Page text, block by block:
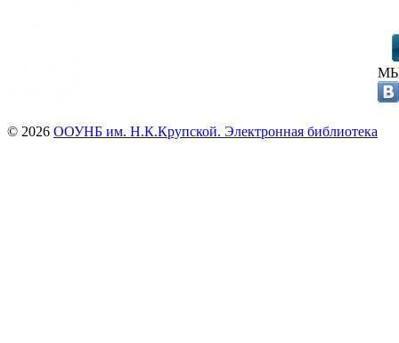
© 2026 ООУНБ им. Н.К.Крупской. Электронная библиотека